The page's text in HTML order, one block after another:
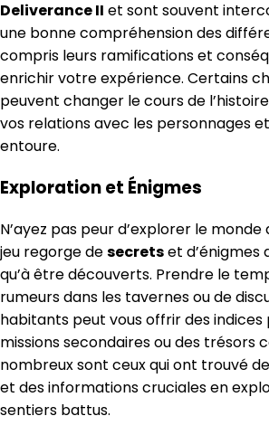
Deliverance II et sont souvent
une bonne compréhension des
compris leurs ramifications et
enrichir votre expérience. Certains
peuvent changer le cours de
vos relations avec les personnages
entoure.
Exploration et Énigmes
N’ayez pas peur d’explorer le monde
jeu regorge desecretset d’énigmes
qu’à être découverts. Prendre le
rumeurs dans les tavernes ou de
habitants peut vous offrir des indices
missions secondaires ou des trésors
nombreux sont ceux qui ont trouvé
et des informations cruciales en
sentiers battus.